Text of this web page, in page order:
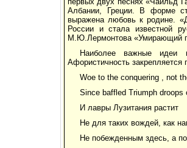
Албании, Греции. В форме
выражена любовь к родине.
России и стала известной
М.Ю.Лермонтова «Умирающий
Наиболее важные идеи
Афористичность
Woe to the conquering , not
Since baffled Triumph
И лавры Лузитания растит
Не для таких вождей, как
Не побежденным здесь, а